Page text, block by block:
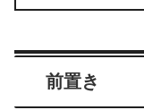
前置き